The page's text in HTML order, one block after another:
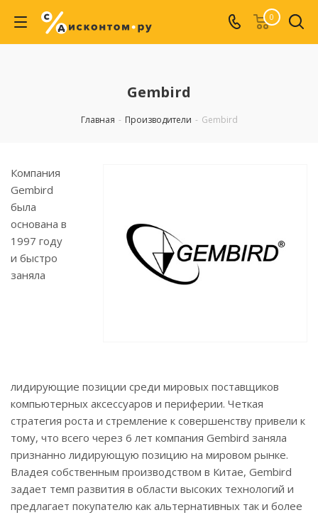
0
Gembird
Главная - Производители - Gembird
Компания
Gembird
была
основана в
1997 году
и быстро
заняла
лидирующие позиции среди мировых поставщиков
компьютерных аксессуаров и периферии. Четкая
стратегия роста и стремление к совершенству привели к
тому, что всего через 6 лет компания Gembird заняла
признанно лидирующую позицию на мировом рынке.
Владея собственным производством в Китае, Gembird
задает темп развития в области высоких технологий и
предлагает покупателю как альтернативных так и более